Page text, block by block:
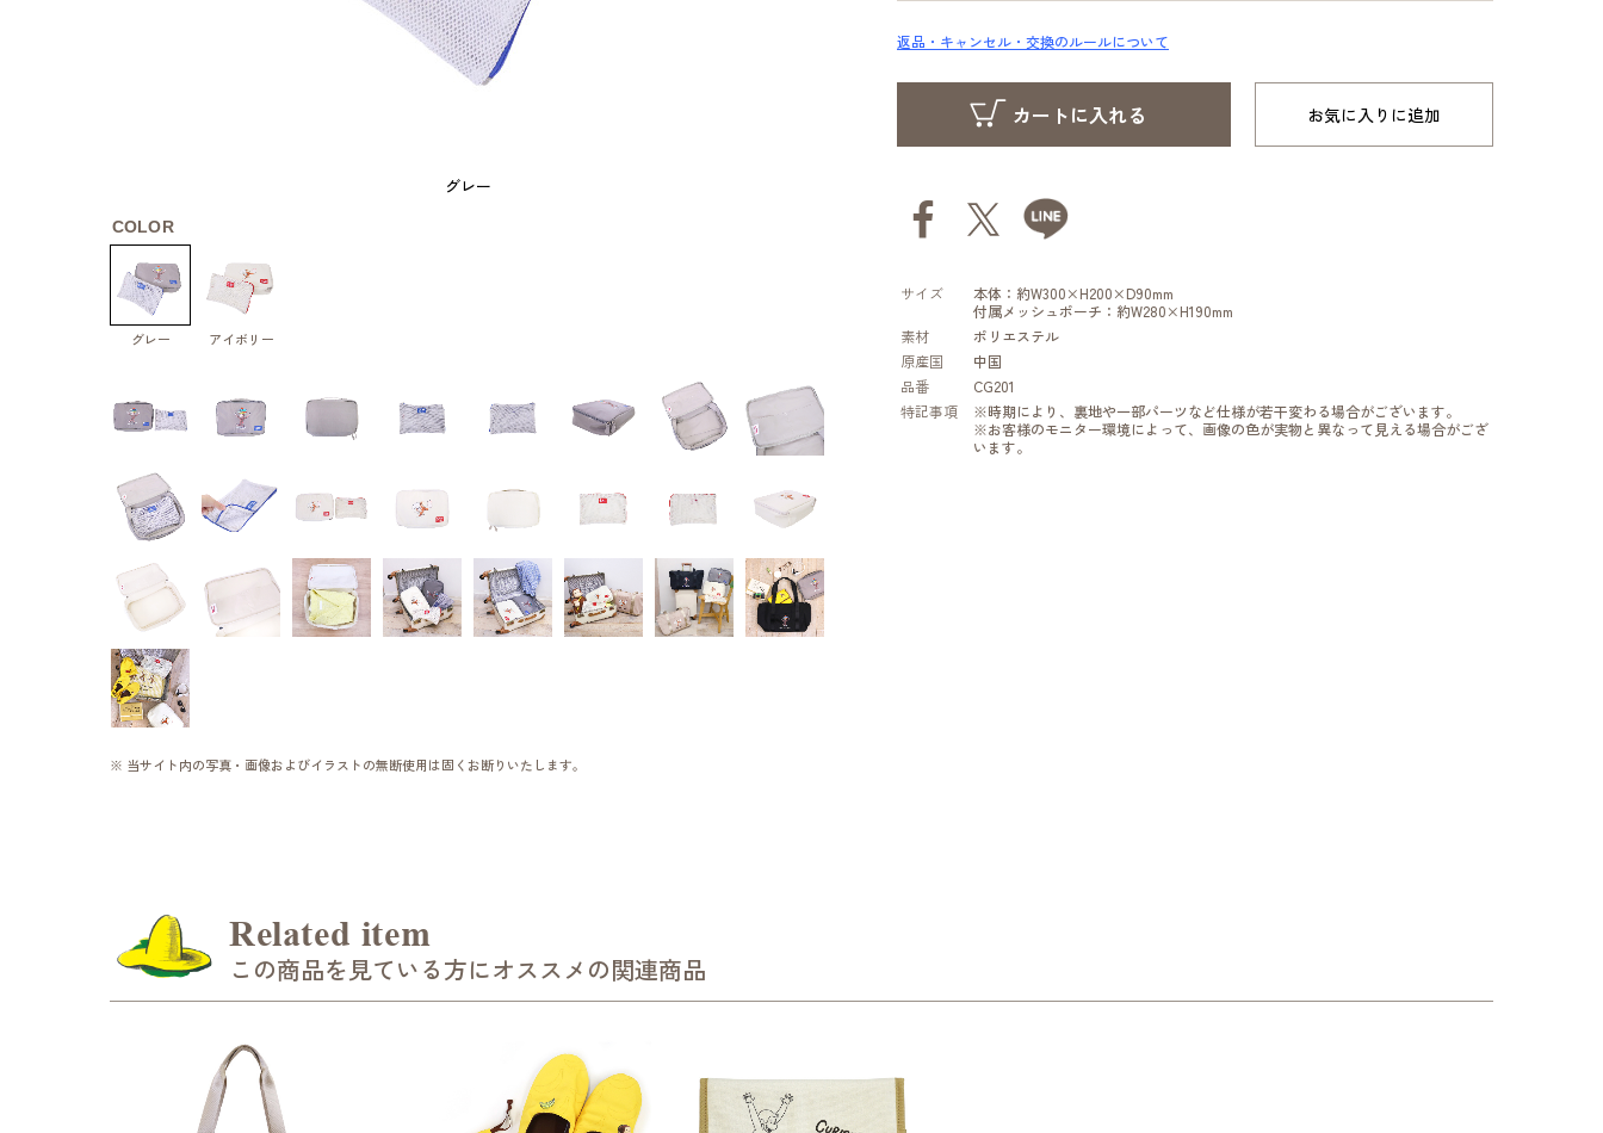
グレー
COLOR
グレー アイボリー
※ 当サイト内の写真・画像およびイラストの無断使用は固くお断りいたします。
返品・キャンセル・交換のルールについて
お気に入りに追加
サイズ
本体：約W300×H200×D90mm
付属メッシュポーチ：約W280×H190mm
素材
ポリエステル
原産国
中国
品番
CG201
特記事項
※時期により、裏地や一部パーツなど仕様が若干変わる場合がございます。
※お客様のモニター環境によって、画像の色が実物と異なって見える場合がござ
います。
Related item
この商品を見ている方にオススメの関連商品